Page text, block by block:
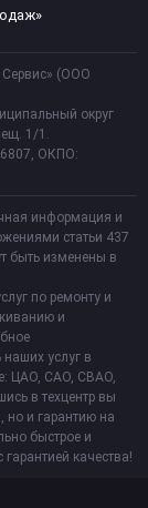
Сервис» (ООО
округ
1/1.
ОКПО:
информация и
статьи 437
быть изменены в
по ремонту и
и
услуг в
ЦАО, САО, СВАО,
в техцентр вы
но и гарантию на
быстрое и
качества!